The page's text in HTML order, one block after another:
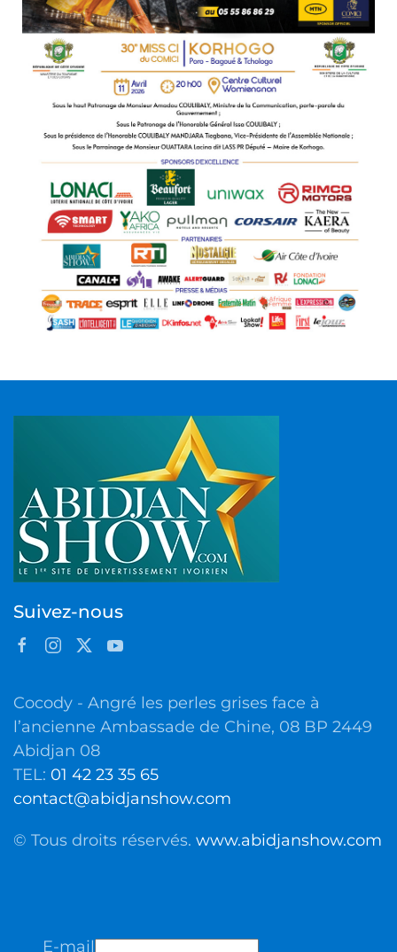
Suivez-nous
Cocody - Angré les perles grises face à
l’ancienne Ambassade de Chine, 08 BP 2449
Abidjan 08
TEL: 01 42 23 35 65
contact@abidjanshow.com
© Tous droits réservés. www.abidjanshow.com
E-mail